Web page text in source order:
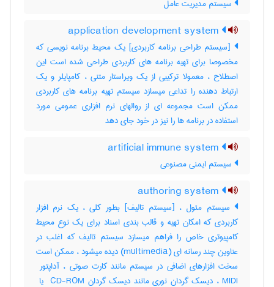
سیستم مدیریت عامل
[سیستم طراحی برنامه کاربردی] یک محیط برنامه نویسی که
مخصوصا برای تهیه برنامه های کاربردی طراحی شده است این
اصطلاح ، معمولا ترکیبی از یک ویراستار متنی ، کامپایلر و یک
ارتباط دهنده را تداعی میسازد سیستم تهیه برنامه های کاربردی
ممکن است مجموعه ای از روالهای نرم افزاری عمومی مورد
استفاده در برنامه ها را نیز در خود جای دهد
سیستم ایمنی مصنوعی
سیستم مئول ، [سیستم تالیف] بطور کلی ، یک نرم افزار
کاربردی که امکان تهیه و قالب بندی اسناد برای یک نوع محیط
کامپیوتری خاص را فراهم میسازد سیستم تالیف که اغلب در
عناوین چند رسانه ای (‎multimedia) دیده میشود ، ممکن است